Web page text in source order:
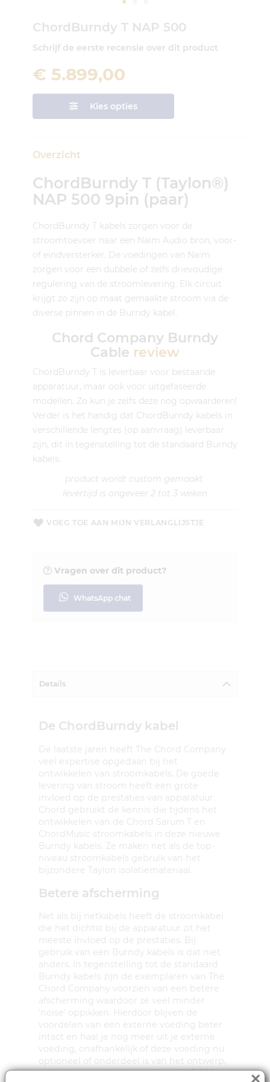
ChordBurndy T NAP 500
Schrijf de eerste recensie over dit product
€ 5.899,00
Kies opties
Overzicht
ChordBurndy T (Taylon®)
NAP 500 9pin (paar)
ChordBurndy T kabels zorgen voor de
stroomtoevoer naar een Naim Audio bron, voor-
of eindversterker. De voedingen van Naim
zorgen voor een dubbele of zelfs drievoudige
regulering van de stroomlevering. Elk circuit
krijgt zo zijn op maat gemaakte stroom via de
diverse pinnen in de Burndy kabel.
Chord Company Burndy
Cable review
ChordBurndy T is leverbaar voor bestaande
apparatuur, maar ook voor uitgefaseerde
modellen. Zo kun je zelfs deze nog opwaarderen!
Verder is het handig dat ChordBurndy kabels in
verschillende lengtes (op aanvraag) leverbaar
zijn, dit in tegenstelling tot de standaard Burndy
kabels.
product wordt custom gemaakt
levertijd is ongeveer 2 tot 3 weken
VOEG TOE AAN MIJN VERLANGLIJSTJE
Vragen over dit product?
WhatsApp chat
naar
begin
de
Details
De ChordBurndy kabel
De laatste jaren heeft The Chord Company
veel expertise opgedaan bij het
ontwikkelen van stroomkabels. De goede
levering van stroom heeft een grote
invloed op de prestaties van apparatuur.
Chord gebruikt de kennis die tijdens het
ontwikkelen van de Chord Sarum T en
ChordMusic stroomkabels in deze nieuwe
Burndy kabels. Ze maken net als de top-
niveau stroomkabels gebruik van het
bijzondere Taylon isolatiemateriaal.
Betere afscherming
Net als bij netkabels heeft de stroomkabel
die het dichtst bij de apparatuur zit het
meeste invloed op de prestaties. Bij
gebruik van een Burndy kabels is dat niet
anders. In tegenstelling tot de standaard
Burndy kabels zijn de exemplaren van The
Chord Company voorzien van een betere
afscherming waardoor ze veel minder
'noise' oppikken. Hierdoor blijven de
voordelen van een externe voeding beter
intact en haal je nog meer uit je externe
voeding, onafhankelijk of deze voeding nu
optioneel of onderdeel is van het ontwerp,
zoals bijvoorbeeld bij een Naim NAP 300